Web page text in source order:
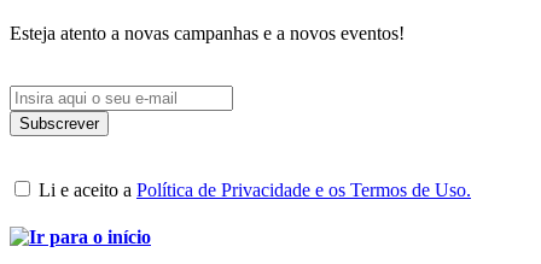
Esteja atento a novas campanhas e a novos eventos!
Li e aceito a Política de Privacidade e os Termos de Uso.